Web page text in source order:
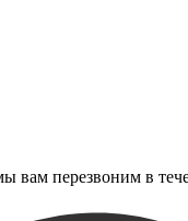
вам перезвоним в